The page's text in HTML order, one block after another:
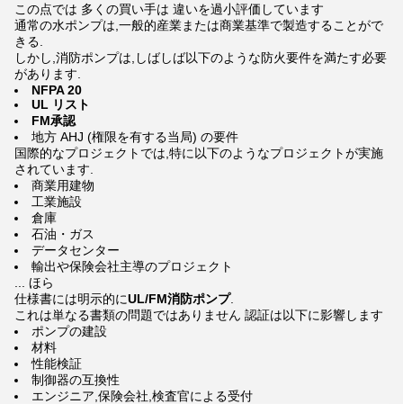
この点では 多くの買い手は 違いを過小評価しています
通常の水ポンプは,一般的産業または商業基準で製造することがで
きる.
しかし,消防ポンプは,しばしば以下のような防火要件を満たす必要
があります.
NFPA 20
UL リスト
FM承認
地方 AHJ (権限を有する当局) の要件
国際的なプロジェクトでは,特に以下のようなプロジェクトが実施
されています.
商業用建物
工業施設
倉庫
石油・ガス
データセンター
輸出や保険会社主導のプロジェクト
... ほら
仕様書には明示的にUL/FM消防ポンプ.
これは単なる書類の問題ではありません 認証は以下に影響します
ポンプの建設
材料
性能検証
制御器の互換性
エンジニア,保険会社,検査官による受付